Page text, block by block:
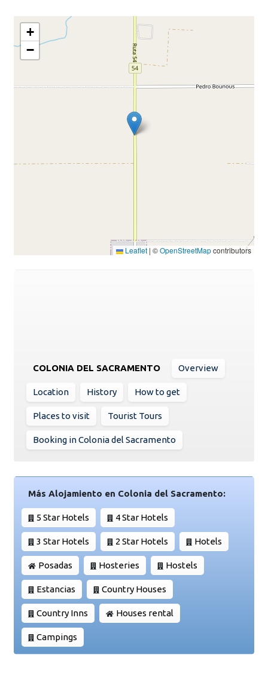
+
−
Leaflet | ©OpenStreetMapcontributors
COLONIA DEL SACRAMENTO Overview
Location History How to get
Places to visit Tourist Tours
Booking in Colonia del Sacramento
Más Alojamiento en Colonia del Sacramento:
5 Star Hotels 4 Star Hotels
3 Star Hotels 2 Star Hotels Hotels
Posadas Hosteries Hostels
Estancias Country Houses
Country Inns Houses rental
Campings